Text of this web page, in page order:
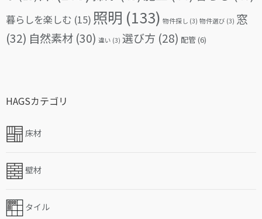
暮らしを楽しむ (15) 照明 (133) 物件探し (3) 物件選び (3) 窓
(32) 自然素材 (30) 違い (3) 選び方 (28) 配管(6)
HAGSカテゴリ
床材
壁材
タイル